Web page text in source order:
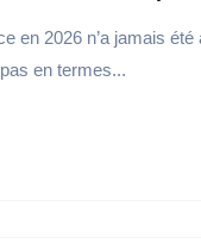
en 2026 n’a jamais
en termes...